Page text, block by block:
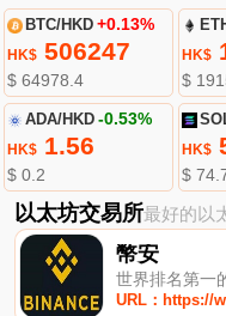
BTC/HKD +0.13%
HK$506247
$ 64978.4
HK$
$
ADA/HKD -0.53%
HK$1.56
$ 0.2
HK$
$
以太坊交易所最好的以
幣安
世界排名第一
URL：https://